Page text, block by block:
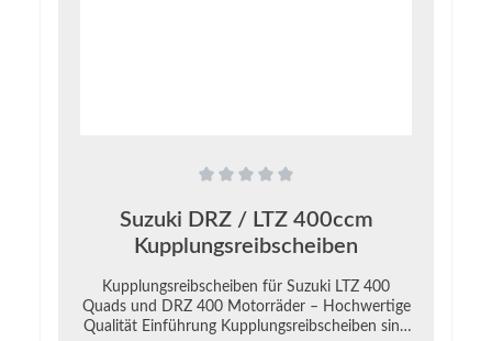
Suzuki DRZ / LTZ 400ccm
Kupplungsreibscheiben
Kupplungsreibscheiben für Suzuki LTZ 400
Quads und DRZ 400 Motorräder – Hochwertige
Qualität Einführung Kupplungsreibscheiben sind